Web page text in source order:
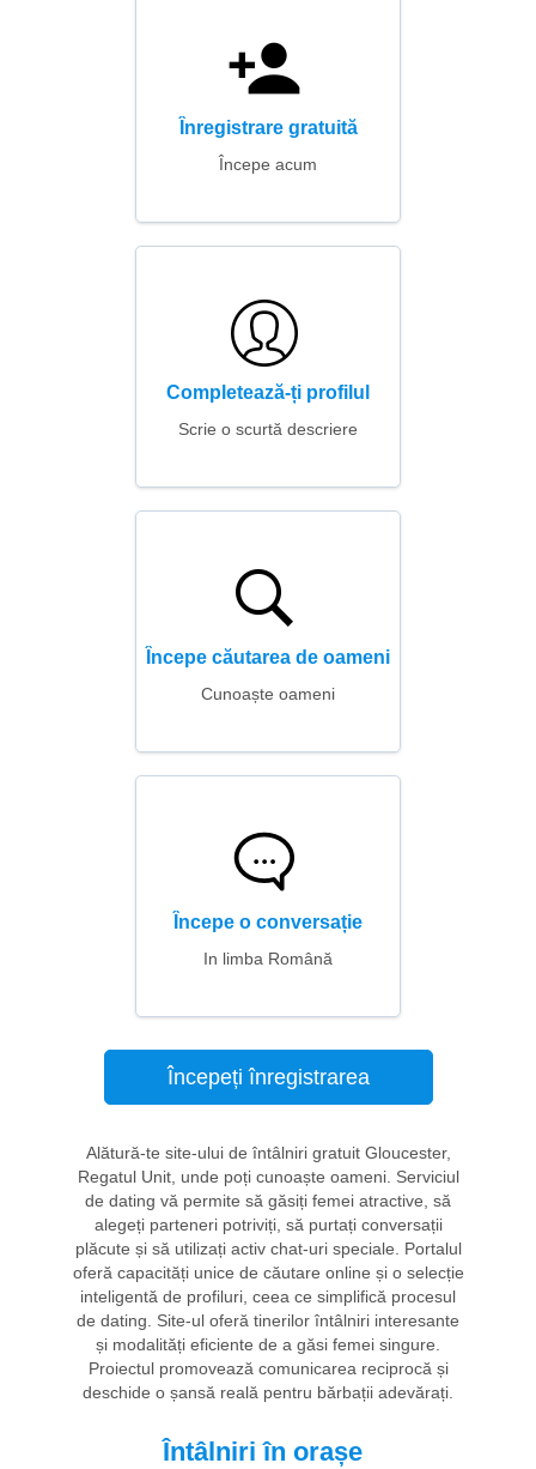
Înregistrare gratuită
Începe acum
Completează-ți profilul
Scrie o scurtă descriere
Începe căutarea de oameni
Cunoaște oameni
Începe o conversație
In limba Română
Începeți înregistrarea
Alătură-te site-ului de întâlniri gratuit Gloucester,
Regatul Unit, unde poți cunoaște oameni. Serviciul
de dating vă permite să găsiți femei atractive, să
alegeți parteneri potriviți, să purtați conversații
plăcute și să utilizați activ chat-uri speciale. Portalul
oferă capacități unice de căutare online și o selecție
inteligentă de profiluri, ceea ce simplifică procesul
de dating. Site-ul oferă tinerilor întâlniri interesante
și modalități eficiente de a găsi femei singure.
Proiectul promovează comunicarea reciprocă și
deschide o șansă reală pentru bărbații adevărați.
Întâlniri în orașe